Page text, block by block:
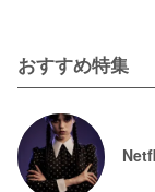
おすすめ特集